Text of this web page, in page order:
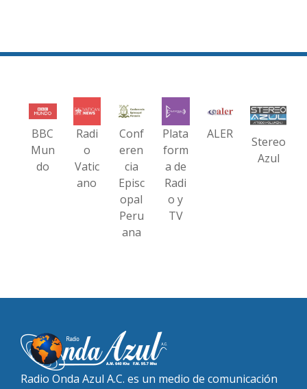
BBC
Mun
do
Radi
o
Vatic
ano
Conf
eren
cia
Episc
opal
Peru
ana
Plata
form
a de
Radi
o y
TV
ALER
Stereo
Azul
Radio Onda Azul A.C. es un medio de comunicación